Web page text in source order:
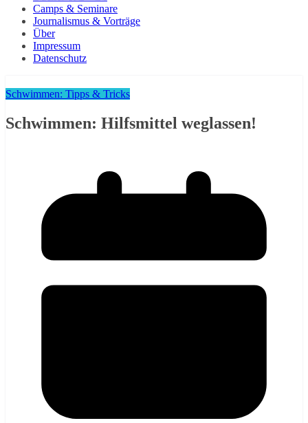
Camps & Seminare
Journalismus & Vorträge
Über
Impressum
Datenschutz
Schwimmen: Tipps & Tricks
Schwimmen: Hilfsmittel weglassen!